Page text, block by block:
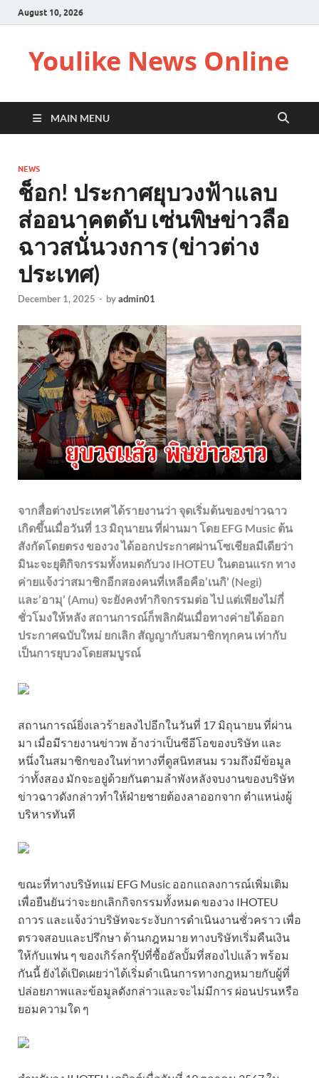
August 10, 2026
Youlike News Online
MAIN MENU
NEWS
ช็อก! ประกาศยุบวงฟ้าแลบ
ส่ออนาคตดับ เซ่นพิษข่าวลือ
ฉาวสนั่นวงการ (ข่าวต่าง
ประเทศ)
December 1, 2025 - byadmin01
จากสื่อต่างประเทศ ได้รายงานว่า จุดเริ่มต้นของข่าวฉาว
เกิดขึ้นเมื่อวันที่ 13 มิถุนายน ที่ผ่านมา โดย EFG Music ต้น
สังกัดโดยตรง ของวง ได้ออกประกาศผ่านโซเชียลมีเดียว่า
มินะจะยุติกิจกรรมทั้งหมดกับวง IHOTEU ในตอนแรก ทาง
ค่ายแจ้งว่าสมาชิกอีกสองคนที่เหลือคือ’เนกิ’ (Negi)
และ’อามุ’ (Amu) จะยังคงทํากิจกรรมต่อ ไป แต่เพียงไม่กี่
ชั่วโมงให้หลัง สถานการณ์ก็พลิกผันเมื่อทางค่ายได้ออก
ประกาศฉบับใหม่ ยกเลิก สัญญากับสมาชิกทุกคน เท่ากับ
เป็นการยุบวงโดยสมบูรณ์
สถานการณ์ยิ่งเลวร้ายลงไปอีกในวันที่ 17 มิถุนายน ที่ผ่าน
มา เมื่อมีรายงานข่าวพ อ้างว่าเป็นซีอีโอของบริษัท และ
หนึ่งในสมาชิกของในท่าทางที่ดูสนิทสนม รวมถึงมีข้อมูล
ว่าทั้งสอง มักจะอยู่ด้วยกันตามลําพังหลังจบงานของบริษัท
ข่าวฉาวดังกล่าวทําให้ฝ่ายชายต้องลาออกจาก ตําแหน่งผู้
บริหารทันที
ขณะที่ทางบริษัทแม่ EFG Music ออกแถลงการณ์เพิ่มเติม
เพื่อยืนยันว่าจะยกเลิกกิจกรรมทั้งหมด ของวง IHOTEU
ถาวร และแจ้งว่าบริษัทจะระงับการดําเนินงานชั่วคราว เพื่อ
ตรวจสอบและปรึกษา ด้านกฎหมาย ทางบริษัทเริ่มคืนเงิน
ให้กับแฟน ๆ ของเกิร์ลกรุ๊ปที่ซื้ออัลบั้มที่สองไปแล้ว พร้อม
กันนี้ ยังได้เปิดเผยว่าได้เริ่มดําเนินการทางกฎหมายกับผู้ที่
ปล่อยภาพและข้อมูลดังกล่าวและจะไม่มีการ ผ่อนปรนหรือ
ยอมความใด ๆ